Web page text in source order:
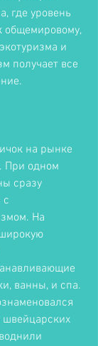
где уровень
общемировому,
и
получает все
на рынке
При одном
сразу
с
На
ванны, и спа.